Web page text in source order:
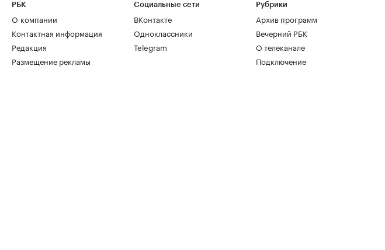
РБК
О компании
Контактная информация
Редакция
Размещение рекламы
Социальные сети
ВКонтакте
Одноклассники
Telegram
Рубрики
Архив программ
Вечерний РБК
О телеканале
Подключение